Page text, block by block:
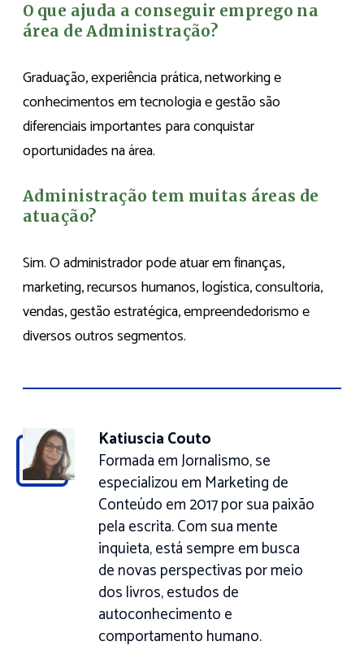
O que ajuda a conseguir emprego na
área de Administração?
Graduação, experiência prática, networking e
conhecimentos em tecnologia e gestão são
diferenciais importantes para conquistar
oportunidades na área.
Administração tem muitas áreas de
atuação?
Sim. O administrador pode atuar em finanças,
marketing, recursos humanos, logística, consultoria,
vendas, gestão estratégica, empreendedorismo e
diversos outros segmentos.
Katiuscia Couto
Formada em Jornalismo, se
especializou em Marketing de
Conteúdo em 2017 por sua paixão
pela escrita. Com sua mente
inquieta, está sempre em busca
de novas perspectivas por meio
dos livros, estudos de
autoconhecimento e
comportamento humano.